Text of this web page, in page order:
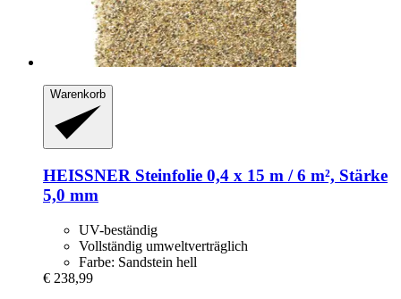
Warenkorb
HEISSNER Steinfolie 0,4 x 15 m / 6 m², Stärke
5,0 mm
UV-beständig
Vollständig umweltverträglich
Farbe: Sandstein hell
€ 238,99